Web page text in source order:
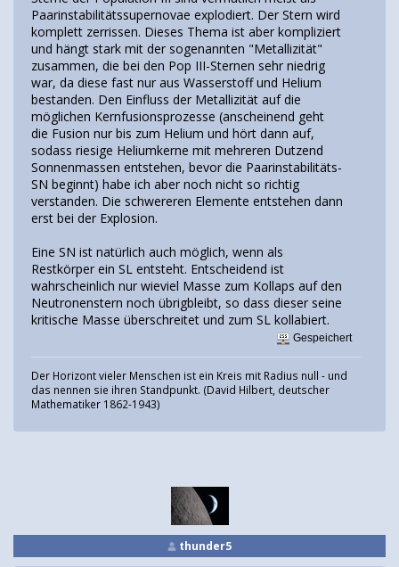
Paarinstabilitätssupernovae explodiert. Der Stern wird
komplett zerrissen. Dieses Thema ist aber kompliziert
und hängt stark mit der sogenannten "Metallizität"
zusammen, die bei den Pop III-Sternen sehr niedrig
war, da diese fast nur aus Wasserstoff und Helium
bestanden. Den Einfluss der Metallizität auf die
möglichen Kernfusionsprozesse (anscheinend geht
die Fusion nur bis zum Helium und hört dann auf,
sodass riesige Heliumkerne mit mehreren Dutzend
Sonnenmassen entstehen, bevor die Paarinstabilitäts-
SN beginnt) habe ich aber noch nicht so richtig
verstanden. Die schwereren Elemente entstehen dann
erst bei der Explosion.
Eine SN ist natürlich auch möglich, wenn als
Restkörper ein SL entsteht. Entscheidend ist
wahrscheinlich nur wieviel Masse zum Kollaps auf den
Neutronenstern noch übrigbleibt, so dass dieser seine
kritische Masse überschreitet und zum SL kollabiert.
Gespeichert
Der Horizont vieler Menschen ist ein Kreis mit Radius null - und
das nennen sie ihren Standpunkt. (David Hilbert, deutscher
Mathematiker 1862-1943)
thunder5